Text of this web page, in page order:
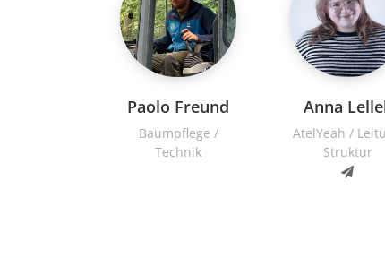
Paolo Freund
Baumpflege /
Technik
Anna
AtelYeah /
Struktur